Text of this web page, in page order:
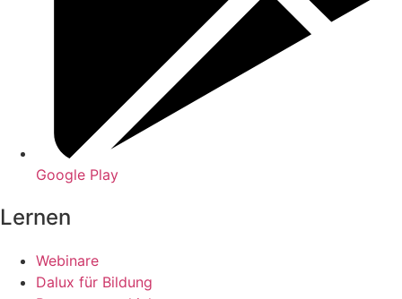
Google Play
Lernen
Webinare
Dalux für Bildung